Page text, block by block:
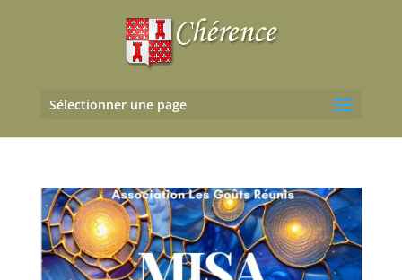
Sélectionner une page